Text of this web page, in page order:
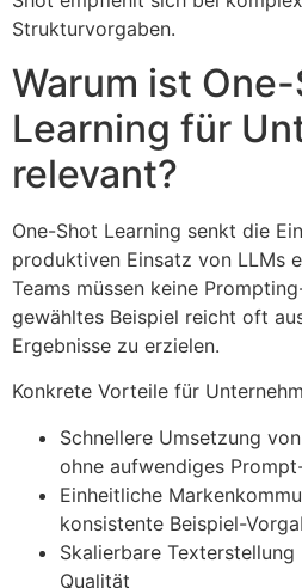
Strukturvorgaben.
Warum ist
Learning für
relevant?
One-Shot Learning senkt die
produktiven Einsatz von LLMs
Teams müssen keine
gewähltes Beispiel reicht oft
Ergebnisse zu erzielen.
Konkrete Vorteile für
Schnellere Umsetzung
ohne aufwendiges
Einheitliche
konsistente Beispiel-
Skalierbare
Qualität